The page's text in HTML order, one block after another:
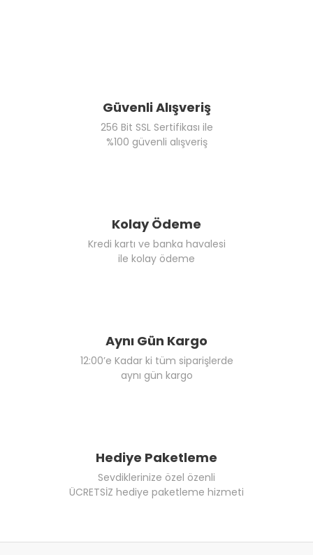
Güvenli Alışveriş
256 Bit SSL Sertifikası ile
%100 güvenli alışveriş
Kolay Ödeme
Kredi kartı ve banka havalesi
ile kolay ödeme
Aynı Gün Kargo
12:00’e Kadar ki tüm siparişlerde
aynı gün kargo
Hediye Paketleme
Sevdiklerinize özel özenli
ÜCRETSİZ hediye paketleme hizmeti